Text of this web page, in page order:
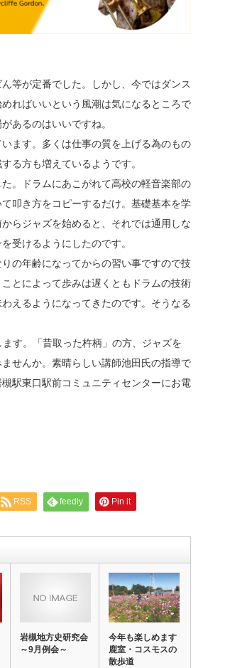
等が定番でした。しかし、今ではダンス
ればいいという風潮は気になるところで
あるのはいいですね。
ます。多くは仕事の質を上げる為のもの
る方も増えているようです。
。ドラムにあこがれて高校の軽音楽部の
叩き方をコピーするだけ。基礎基本を学
らジャズを始めると、それでは通用しな
受けるようにしたのです。
の年齢になってからの習い事ですので技
とによって歩みは遅くともドラムの技術
えるようになってきたのです。そうなる
す。「昔取った杵柄」の方、ジャズを
せんか。素晴らしい講師池田氏の指導で
駅東口駅前コミュニティセンターにお電
RSS feedly Pin it
岩槻地方史研究会
～9月例会～
今年も楽しめます
鹿室・コスモスの
散歩道